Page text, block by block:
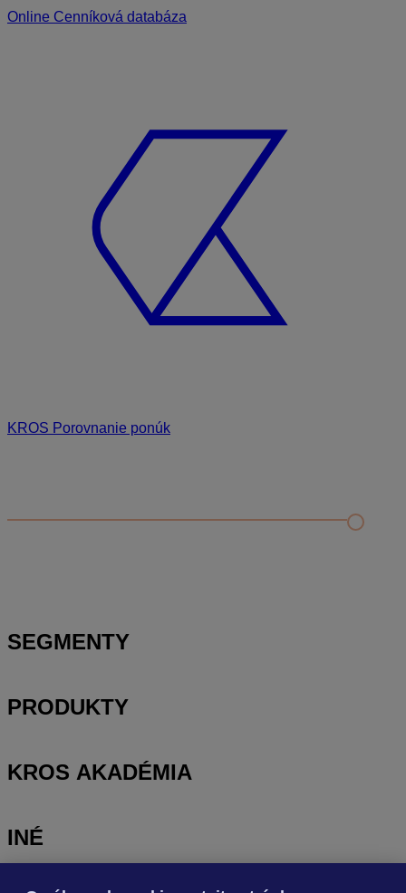
Online Cenníková databáza
KROS Porovnanie ponúk
Nastavenie šanónov
SEGMENTY
PRODUKTY
KROS AKADÉMIA
INÉ